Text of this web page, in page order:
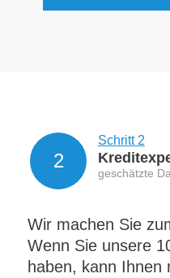
2
Schritt 2
geschätzte
Wir machen Sie
Wenn Sie unsere
haben, kann Ihnen